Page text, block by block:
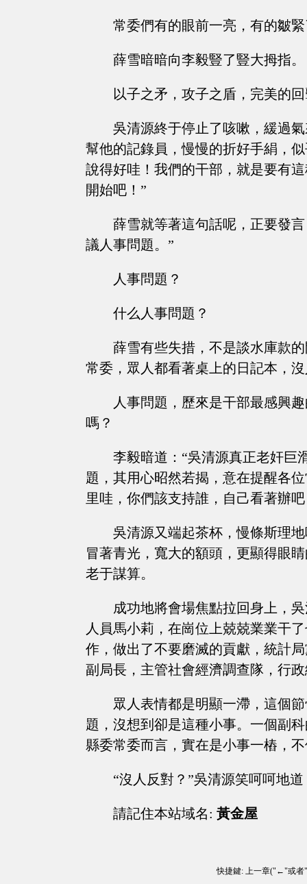
常委們有的眼前一亮，有的皺
薛雪暗暗向李毅豎了豎大拇指。
以子之矛，攻子之盾，完美的
吳清源終于停止了咳嗽，緩過
幫他的記錄員，慢慢的折好手絹，
說得好哇！我們的干部，就是要有
開始吧！”
薛雪就等著這句話呢，正要發
議人事問題。”
人事問題？
什么人事問題？
薛雪有些失措，不是談水庫款
常委，眾人都看著桌上的日記本，
人事問題，歷來是干部最感興
嗎？
李毅暗道：“吳清源真正老奸巨
題，其用心昭然若揭，意在提醒各
里哇，你們該支持誰，自己看著辦吧
吳清源又端起茶杯，慢條斯理
冒著青光，寬大的額頭，更顯得眼
老于謀算。
成功地將會場焦點拉回身上，
人員馬小莉，在崗位上兢兢業業干
作，做出了不要磨滅的貢獻，統計
副局長，主管社會經濟調查隊，行
眾人表情都是明顯一滯，這個
題，沒想到卻是這種小事。一個副
縣委常委而言，實在是小事一樁，
“沒人反對？”吳清源笑呵呵地
請記住本站域名: 黃金屋
快捷鍵: 上一章("←"或